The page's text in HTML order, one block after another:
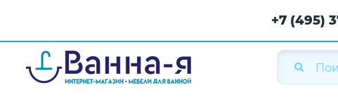
+7 (495)